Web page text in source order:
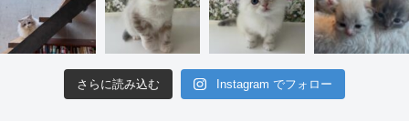
さらに読み込む Instagram でフォロー